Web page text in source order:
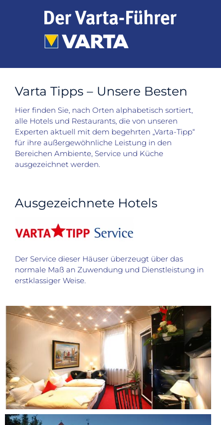
Varta Tipps – Unsere Besten
Hier finden Sie, nach Orten alphabetisch sortiert,
alle Hotels und Restaurants, die von unseren
Experten aktuell mit dem begehrten „Varta-Tipp“
für ihre außergewöhnliche Leistung in den
Bereichen Ambiente, Service und Küche
ausgezeichnet werden.
Ausgezeichnete Hotels
Der Service dieser Häuser überzeugt über das
normale Maß an Zuwendung und Dienstleistung in
erstklassiger Weise.